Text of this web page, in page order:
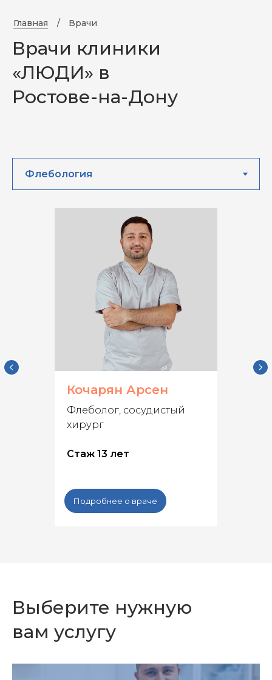
Врачи клиники
«ЛЮДИ» в
Ростове-на-Дону
Главная / Врачи
Кочарян Арсен
Флеболог, сосудистый
хирург
Стаж 13 лет
Подробнее о враче
Выберите нужную
вам услугу